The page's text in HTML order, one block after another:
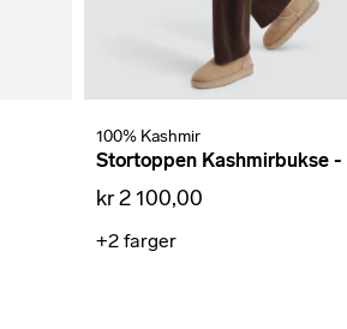
100% Kashmir
Stortoppen Kashmirbukse -
kr 2 100,00
+2 farger